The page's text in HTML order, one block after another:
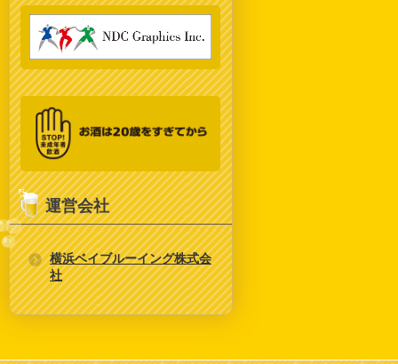
運営会社
横浜ベイブルーイング株式会
社